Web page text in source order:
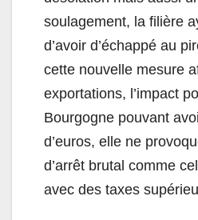
soulagement, la filière
d’avoir d’échappé au
cette nouvelle mesure
exportations, l’impact
Bourgogne pouvant
d’euros, elle ne
d’arrêt brutal comme
avec des taxes